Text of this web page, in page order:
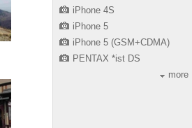
iPhone 4S
iPhone 5
iPhone 5 (GSM+CDMA)
PENTAX *ist DS
more